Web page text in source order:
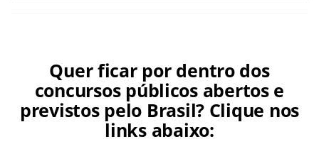
Quer ficar por dentro dos
concursos públicos abertos e
previstos pelo Brasil? Clique nos
links abaixo: